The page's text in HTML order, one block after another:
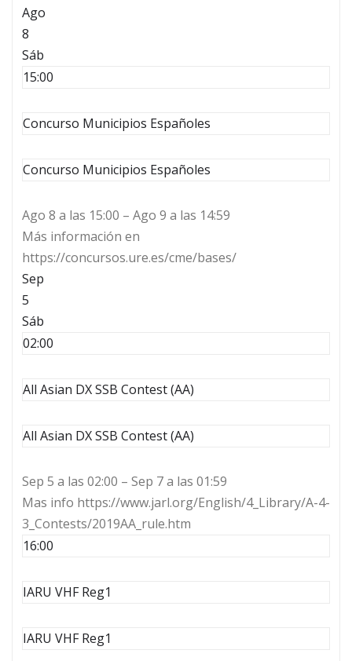
Ago
8
Sáb
15:00
Concurso Municipios Españoles
Concurso Municipios Españoles
Ago 8 a las 15:00 – Ago 9 a las 14:59
Más información en
https://concursos.ure.es/cme/bases/
Sep
5
Sáb
02:00
All Asian DX SSB Contest (AA)
All Asian DX SSB Contest (AA)
Sep 5 a las 02:00 – Sep 7 a las 01:59
Mas info https://www.jarl.org/English/4_Library/A-4-
3_Contests/2019AA_rule.htm
16:00
IARU VHF Reg1
IARU VHF Reg1